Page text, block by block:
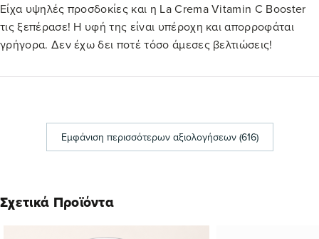
Είχα υψηλές προσδοκίες και η La Crema Vitamin C Booster
τις ξεπέρασε! Η υφή της είναι υπέροχη και απορροφάται
γρήγορα. Δεν έχω δει ποτέ τόσο άμεσες βελτιώσεις!
Εμφάνιση περισσότερων αξιολογήσεων (616)
Σχετικά Προϊόντα